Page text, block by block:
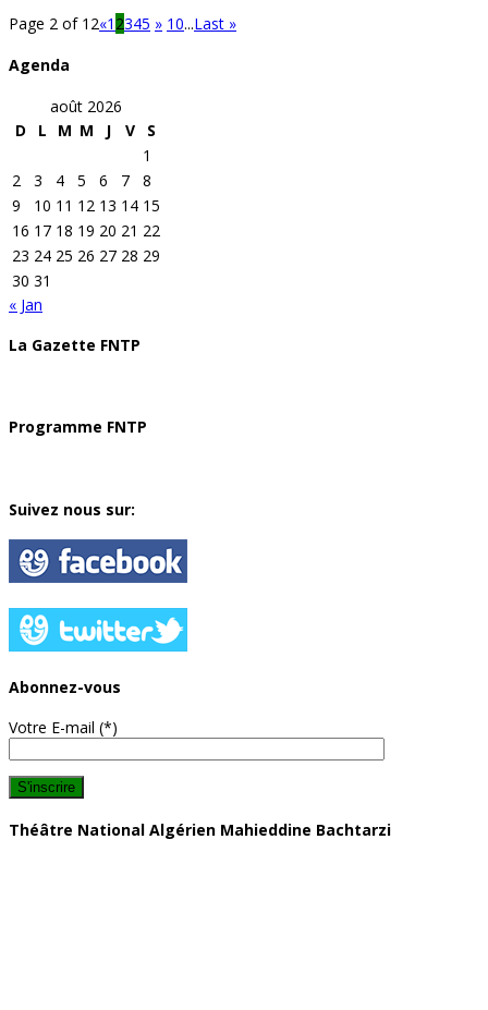
Page 2 of 12«1 2345 » 10...Last »
Agenda
août 2026
D
L M M J V
S
1
2
3 4 5 6 7
8
9
10 11 12 13 14 15
16 17 18 19 20 21 22
23 24 25 26 27 28 29
30 31
« Jan
La Gazette FNTP
Programme FNTP
Suivez nous sur:
Abonnez-vous
Votre E-mail (*)
Théâtre National Algérien Mahieddine Bachtarzi